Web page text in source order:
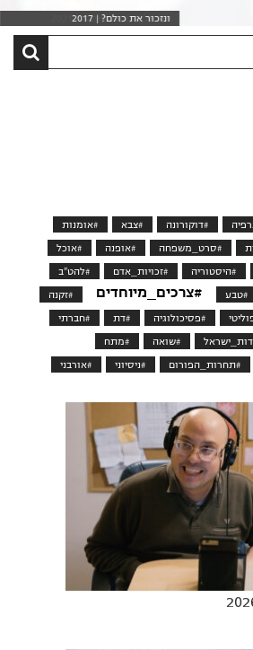
ונזכור את כולם? | 2017
ישראל, המסע האסור | 2021
#דוקורונה #צבא #אומנות
#סרט_משפחה #אופנה #אוכל
#היסטוריה #זכויות_אדם #להט"ב
#טבע #צרכים_מיוחדים #זקנה
#פסיכולוגיה #דת #חברתי
#שואה #מתח
#תחרות_הפורום #ניסיוני #אורבני